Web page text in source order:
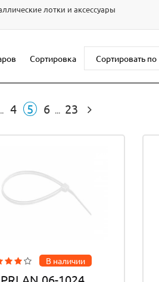
лотки и аксессуары
Сортировка Сортировать по
4 5 6 ... 23
В наличии